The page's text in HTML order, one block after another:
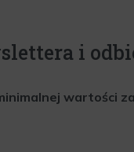
i
wartości